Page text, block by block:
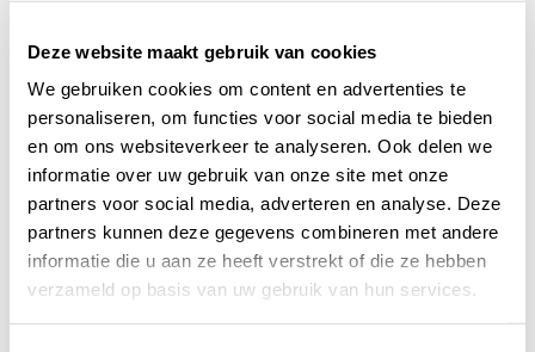
Deze website maakt gebruik van cookies
We gebruiken cookies om content en advertenties te
personaliseren, om functies voor social media te bieden
en om ons websiteverkeer te analyseren. Ook delen we
informatie over uw gebruik van onze site met onze
partners voor social media, adverteren en analyse. Deze
partners kunnen deze gegevens combineren met andere
informatie die u aan ze heeft verstrekt of die ze hebben
verzameld op basis van uw gebruik van hun services.
€ 47,90
out stock
Hotery kook- en
bakkerijbrander
€ 23,97 € 28,20
out stock
De Buyer Anti-aanbak
Bakplaat Pastry